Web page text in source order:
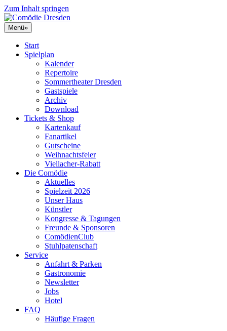
Zum Inhalt springen
Menü»
Start
Spielplan
Kalender
Repertoire
Sommertheater Dresden
Gastspiele
Archiv
Download
Tickets & Shop
Kartenkauf
Fanartikel
Gutscheine
Weihnachtsfeier
Viellacher-Rabatt
Die Comödie
Aktuelles
Spielzeit 2026
Unser Haus
Künstler
Kongresse & Tagungen
Freunde & Sponsoren
ComödienClub
Stuhlpatenschaft
Service
Anfahrt & Parken
Gastronomie
Newsletter
Jobs
Hotel
FAQ
Häufige Fragen